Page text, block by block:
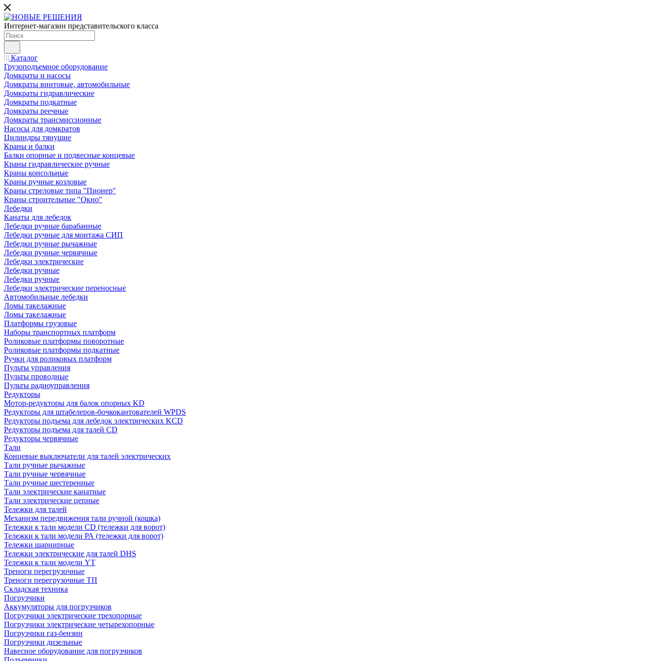
Интернет-магазин представительского класса
Каталог
Грузоподъемное оборудование
Домкраты и насосы
Домкраты винтовые, автомобильные
Домкраты гидравлические
Домкраты подкатные
Домкраты реечные
Домкраты трансмиссионные
Насосы для домкратов
Цилиндры тянущие
Краны и балки
Балки опорные и подвесные концевые
Краны гидравлические ручные
Краны консольные
Краны ручные козловые
Краны стреловые типа "Пионер"
Краны строительные "Окно"
Лебедки
Канаты для лебедок
Лебедки ручные барабанные
Лебедки ручные для монтажа СИП
Лебедки ручные рычажные
Лебедки ручные червячные
Лебедки электрические
Лебедки ручные
Лебедки ручные
Лебедки электрические переносные
Автомобильные лебедки
Ломы такелажные
Ломы такелажные
Платформы грузовые
Наборы транспортных платформ
Роликовые платформы поворотные
Роликовые платформы подкатные
Ручки для роликовых платформ
Пульты управления
Пульты проводные
Пульты радиоуправления
Редукторы
Мотор-редукторы для балок опорных KD
Редукторы для штабелеров-бочкокантователей WPDS
Редукторы подъема для лебедок электрических KCD
Редукторы подъема для талей CD
Редукторы червячные
Тали
Концевые выключатели для талей электрических
Тали ручные рычажные
Тали ручные червячные
Тали ручные шестеренные
Тали электрические канатные
Тали электрические цепные
Тележки для талей
Механизм передвижения тали ручной (кошка)
Тележки к тали модели CD (тележки для ворот)
Тележки к тали модели РА (тележки для ворот)
Тележки шарнирные
Тележки электрические для талей DHS
Тележки к тали модели YT
Треноги перегрузочные
Треноги перегрузочные ТП
Складская техника
Погрузчики
Аккумуляторы для погрузчиков
Погрузчики электрические трехопорные
Погрузчики электрические четырехопорные
Погрузчики газ-бензин
Погрузчики дизельные
Навесное оборудование для погрузчиков